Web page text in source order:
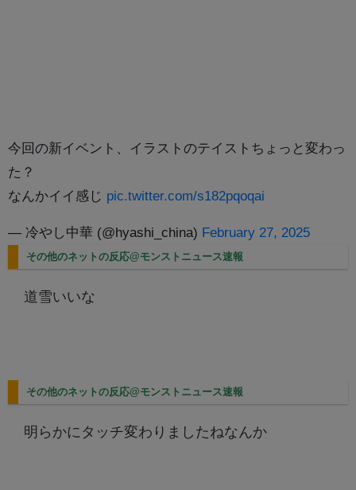
今回の新イベント、イラストのテイストちょっと変わっ
た？
なんかイイ感じ pic.twitter.com/s182pqoqai
— 冷やし中華 (@hyashi_china) February 27, 2025
その他のネットの反応@モンストニュース速報
道雪いいな
その他のネットの反応@モンストニュース速報
明らかにタッチ変わりましたねなんか